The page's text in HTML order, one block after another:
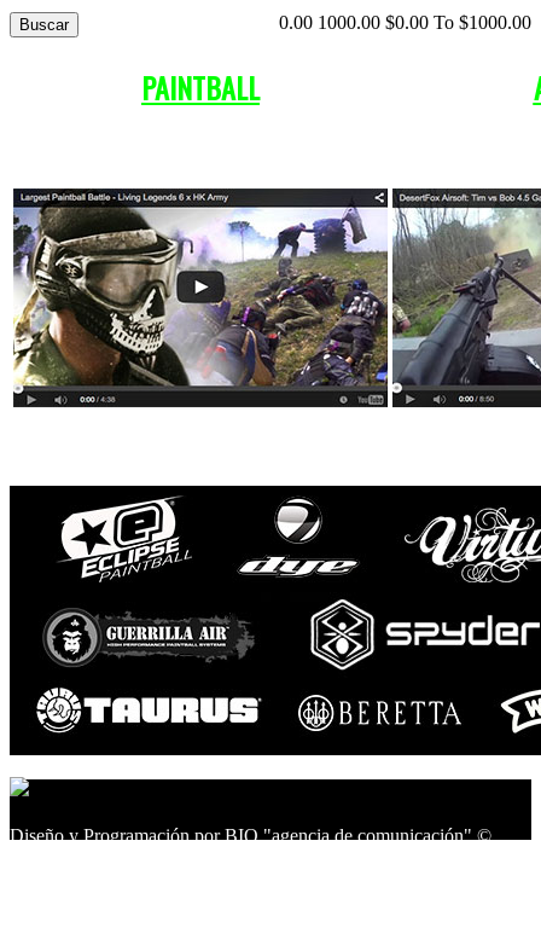
0.00 1000.00 $0.00 To $1000.00
PAINTBALL
Diseño y Programación por BIO "agencia de comunicación" ©